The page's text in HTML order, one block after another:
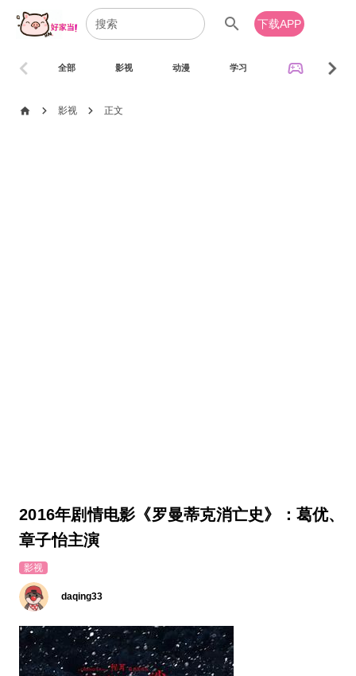
search 下载APP
全部 影视 动漫 学习 sports_esports
chevron_left chevron_right
home chevron_right 影视 chevron_right 正文
2016年剧情电影《罗曼蒂克消亡史》：葛优、
章子怡主演
影视
daqing33